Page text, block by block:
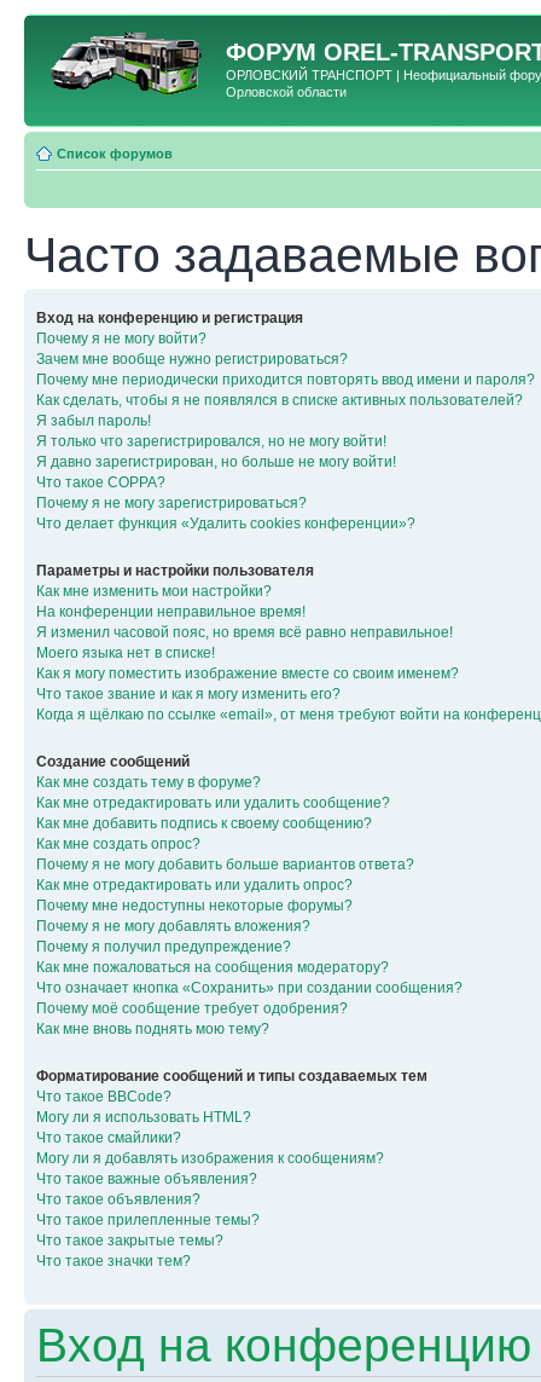
ФОРУМ OREL-
ОРЛОВСКИЙ ТРАНСПОРТ | Неофициальный форум
Орловской области
Список форумов
Часто задаваемые
Вход на конференцию и регистрация
Почему я не могу войти?
Зачем мне вообще нужно регистрироваться?
Почему мне периодически приходится повторять ввод имени и пароля?
Как сделать, чтобы я не появлялся в списке активных пользователей?
Я забыл пароль!
Я только что зарегистрировался, но не могу войти!
Я давно зарегистрирован, но больше не могу войти!
Что такое COPPA?
Почему я не могу зарегистрироваться?
Что делает функция «Удалить cookies конференции»?
Параметры и настройки пользователя
Как мне изменить мои настройки?
На конференции неправильное время!
Я изменил часовой пояс, но время всё равно неправильное!
Моего языка нет в списке!
Как я могу поместить изображение вместе со своим именем?
Что такое звание и как я могу изменить его?
Когда я щёлкаю по ссылке «email», от меня требуют войти на
Создание сообщений
Как мне создать тему в форуме?
Как мне отредактировать или удалить сообщение?
Как мне добавить подпись к своему сообщению?
Как мне создать опрос?
Почему я не могу добавить больше вариантов ответа?
Как мне отредактировать или удалить опрос?
Почему мне недоступны некоторые форумы?
Почему я не могу добавлять вложения?
Почему я получил предупреждение?
Как мне пожаловаться на сообщения модератору?
Что означает кнопка «Сохранить» при создании сообщения?
Почему моё сообщение требует одобрения?
Как мне вновь поднять мою тему?
Форматирование сообщений и типы создаваемых тем
Что такое BBCode?
Могу ли я использовать HTML?
Что такое смайлики?
Могу ли я добавлять изображения к сообщениям?
Что такое важные объявления?
Что такое объявления?
Что такое прилепленные темы?
Что такое закрытые темы?
Что такое значки тем?
Вход на конференцию